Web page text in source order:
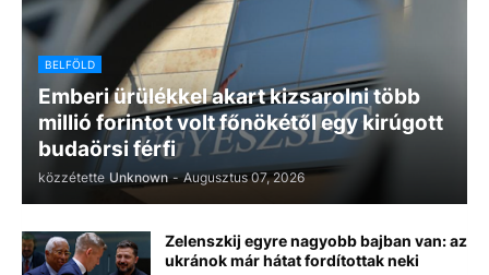
BELFÖLD
Emberi ürülékkel akart kizsarolni több
millió forintot volt főnökétől egy kirúgott
budaörsi férfi
közzétette Unknown - Augusztus 07, 2026
Zelenszkij egyre nagyobb bajban van: az
ukránok már hátat fordítottak neki